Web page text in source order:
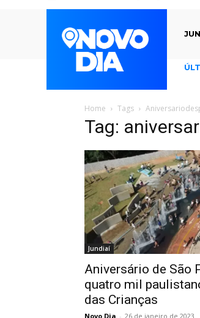
Home Tags
Tag:
Jundiaí
Aniversário de São
quatro mil
das Crianças
Novo Dia - 26 de janeiro de 2023